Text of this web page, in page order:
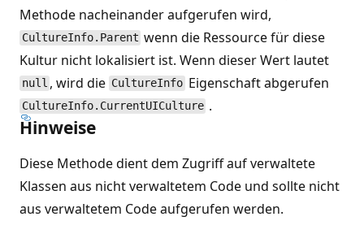
Methode nacheinander aufgerufen wird,
CultureInfo.Parent wenn die Ressource für diese
Kultur nicht lokalisiert ist. Wenn dieser Wert lautet
null , wird die CultureInfo Eigenschaft abgerufen
CultureInfo.CurrentUICulture .
Hinweise
Diese Methode dient dem Zugriff auf verwaltete
Klassen aus nicht verwaltetem Code und sollte nicht
aus verwaltetem Code aufgerufen werden.